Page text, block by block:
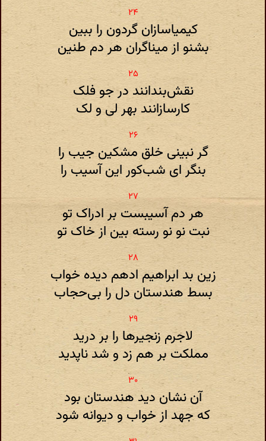
کیمیاسازان گردون را ببین
بشنو از میناگران هر دم طنین
نقش‌بندانند در جو فلک
کارسازانند بهر لی و لک
گر نبینی خلق مشکین جیب را
بنگر ای شب‌کور این آسیب را
هر دم آسیبست بر ادراک تو
نبت نو نو رسته بین از خاک تو
زین بد ابراهیم ادهم دیده خواب
بسط هندستان دل را بی‌حجاب
لاجرم زنجیرها را بر درید
مملکت بر هم زد و شد ناپدید
آن نشان دید هندستان بود
که جهد از خواب و دیوانه شود